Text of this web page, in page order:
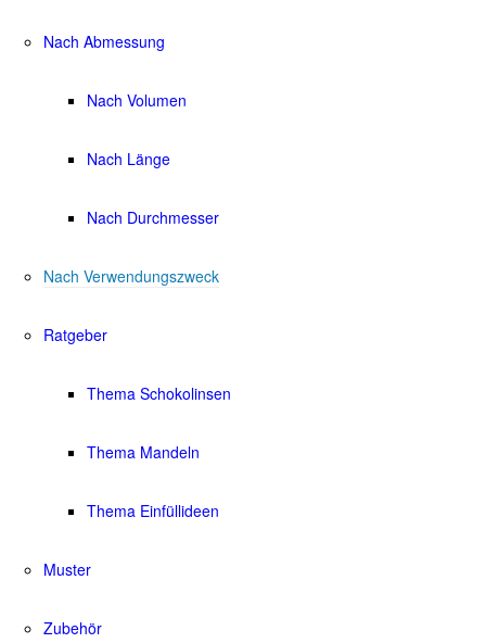
Nach Abmessung
Nach Volumen
Nach Länge
Nach Durchmesser
Nach Verwendungszweck
Ratgeber
Thema Schokolinsen
Thema Mandeln
Thema Einfüllideen
Muster
Zubehör